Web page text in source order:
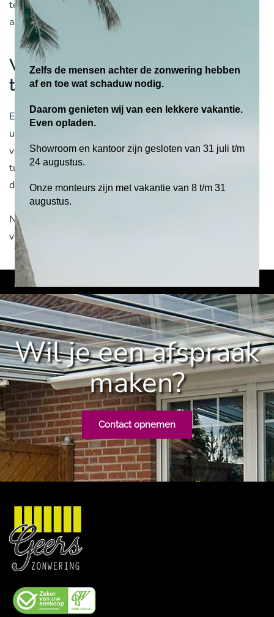
terrasoverkapping op maat maken zodat deze perfect
aansluit op uw tuin.
Voordelen van een
terrasoverkapping
Een terrasoverkapping is een geweldige toevoeging op
uw tuin of terras en biedt vele voordelen. Lekker
vertoeven bij mindere temperaturen, een complete
tuinkamer erbij en uw tuinmeubilair is beschermd tegen
de regen.
Neem voor vragen over onze terrasoverkappingen
vrijblijvend
Wil je een afspraak
maken?
Contact opnemen
Zelfs de mensen achter de zonwering hebben
af en toe wat schaduw nodig.
Daarom genieten wij van een lekkere vakantie.
Even opladen.
Showroom en kantoor zijn gesloten van 31 juli t/m
24 augustus.
Onze monteurs zijn met vakantie van 8 t/m 31
augustus.